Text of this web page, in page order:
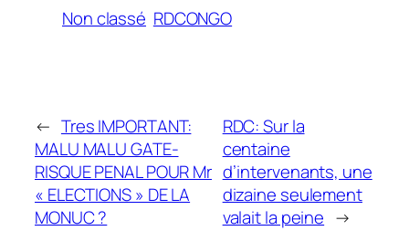
Non classé RDCONGO
← Tres IMPORTANT:
MALU MALU GATE-
RISQUE PENAL POUR Mr
« ELECTIONS » DE LA
MONUC ?
RDC: Sur la
centaine
d’intervenants, une
dizaine seulement
valait la peine →